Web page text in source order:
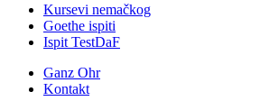
Kursevi nemačkog
Goethe ispiti
Ispit TestDaF
Ganz Ohr
Kontakt